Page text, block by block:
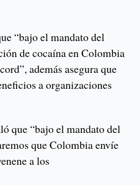
“bajo el mandato del
de cocaína en Colombia
además asegura que
a organizaciones
que “bajo el mandato del
que Colombia envíe
a los